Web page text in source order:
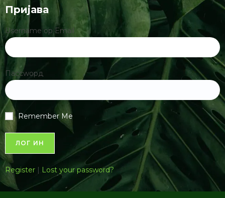
Пријава
Username ор Email
Пассwорд
Remember Me
Register Lost your password?